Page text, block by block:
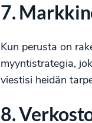
7.
Kun perusta on
myyntistrategia,
viestisi heidän
8.